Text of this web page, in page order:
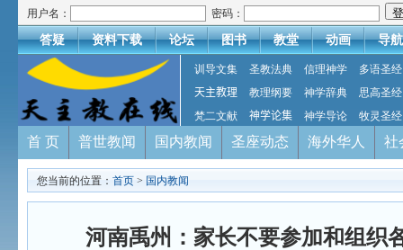
用户名： 密码：
答疑 资料下载 论坛 图书 教堂 动画 导航
训导文集 圣教法典 信理神学
多语圣经
天主教理
教理纲要 神学辞典
思高圣经
梵二文献
神学论集 神学导论 牧灵圣经
首 页 普世教闻 国内教闻 圣座动态 海外华人 社
您当前的位置： 首页 > 国内教闻
河南禹州：家长不要参加和组织